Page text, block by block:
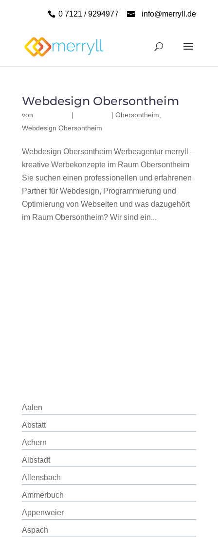
0 7121 / 9294977 info@merryll.de
Webdesign Obersontheim
von | | Obersontheim
Webdesign Obersontheim
Webdesign Obersontheim Werbeagentur merryll –
kreative Werbekonzepte im Raum Obersontheim
Sie suchen einen professionellen und erfahrenen
Partner für Webdesign, Programmierung und
Optimierung von Webseiten und was dazugehört
im Raum Obersontheim? Wir sind ein...
Aalen
Abstatt
Achern
Albstadt
Allensbach
Ammerbuch
Appenweier
Aspach